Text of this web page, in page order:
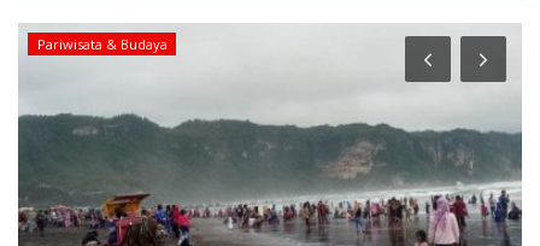
Pariwisata & Budaya